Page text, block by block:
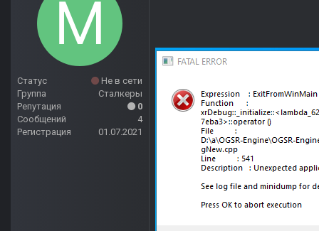
Статус
Не в сети
Группа
Сталкеры
Репутация
0
Сообщений
4
Регистрация
01.07.2021